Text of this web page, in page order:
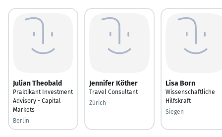
Julian Theobald
Praktikant Investment
Advisory - Capital
Markets
Berlin
Jennifer Köther
Travel Consultant
Zürich
Lisa Born
Wissenschaftliche
Hilfskraft
Siegen